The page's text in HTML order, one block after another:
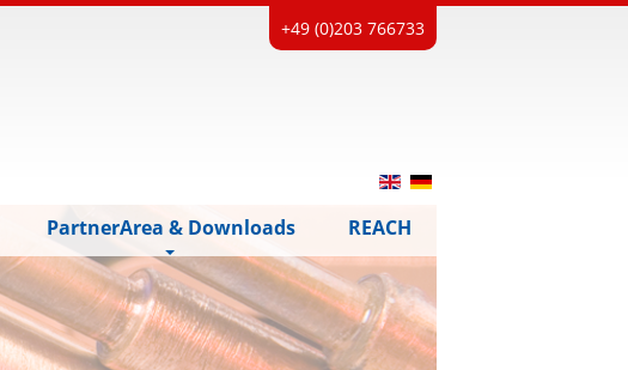
+49 (0)203 766733
PartnerArea & Downloads REACH